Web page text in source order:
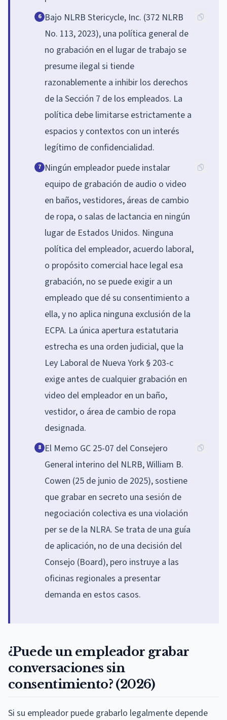
6 Bajo NLRB Stericycle, Inc. (372 NLRB
No. 113, 2023), una política general de
no grabación en el lugar de trabajo se
presume ilegal si tiende
razonablemente a inhibir los derechos
de la Sección 7 de los empleados. La
política debe limitarse estrictamente a
espacios y contextos con un interés
legítimo de confidencialidad.
7 Ningún empleador puede instalar
equipo de grabación de audio o video
en baños, vestidores, áreas de cambio
de ropa, o salas de lactancia en ningún
lugar de Estados Unidos. Ninguna
política del empleador, acuerdo laboral,
o propósito comercial hace legal esa
grabación, no se puede exigir a un
empleado que dé su consentimiento a
ella, y no aplica ninguna exclusión de la
ECPA. La única apertura estatutaria
estrecha es una orden judicial, que la
Ley Laboral de Nueva York § 203-c
exige antes de cualquier grabación en
video del empleador en un baño,
vestidor, o área de cambio de ropa
designada.
8 El Memo GC 25-07 del Consejero
General interino del NLRB, William B.
Cowen (25 de junio de 2025), sostiene
que grabar en secreto una sesión de
negociación colectiva es una violación
per se de la NLRA. Se trata de una guía
de aplicación, no de una decisión del
Consejo (Board), pero instruye a las
oficinas regionales a presentar
demanda en estos casos.
¿Puede un empleador grabar
conversaciones sin
consentimiento? (2026)
Si su empleador puede grabarlo legalmente depende